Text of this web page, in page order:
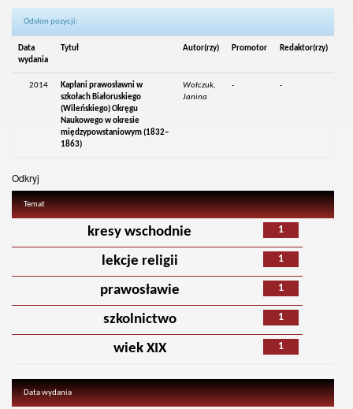
Odsłon pozycji:
Data
wydania
Tytuł Autor(rzy) Promotor Redaktor(rzy)
2014
Kapłani prawosławni w
szkołach Białoruskiego
(Wileńskiego) Okręgu
Naukowego w okresie
międzypowstaniowym (1832–
1863)
Wołczuk,
Janina
- -
Odkryj
Temat
1
kresy wschodnie
1
lekcje religii
1
prawosławie
1
szkolnictwo
1
wiek XIX
Data wydania